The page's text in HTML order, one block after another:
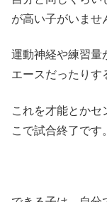
が高い子がいませ
運動神経や練習量
エースだったりす
これを才能とかセ
こで試合終了です。